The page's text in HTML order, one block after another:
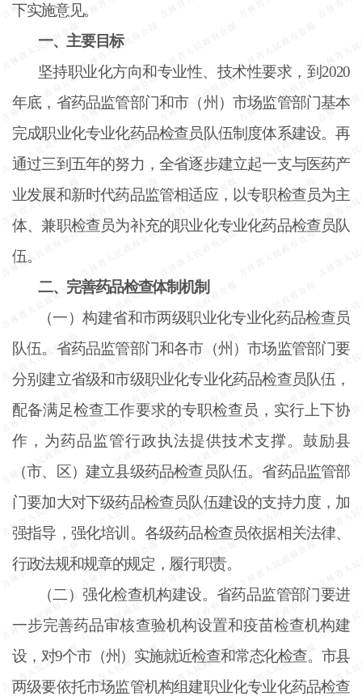
下实施意见。
一、主要目标
坚持职业化方向和专业性、技术性要求，到 2020
年底，省药品监管部门和市（州）市场监管部门基本
完成职业化专业化药品检查员队伍制度体系建设。再
通过三到五年的努力，全省逐步建立起一支与医药产
业发展和新时代药品监管相适应，以专职检查员为主
体、兼职检查员为补充的职业化专业化药品检查员队
伍。
二、完善药品检查体制机制
（一）构建省和市两级职业化专业化药品检查员
队伍。省药品监管部门和各市（州）市场监管部门要
分别建立省级和市级职业化专业化药品检查员队伍，
配备满足检查工作要求的专职检查员，实行上下协
作，为药品监管行政执法提供技术支撑。鼓励县
（市、区）建立县级药品检查员队伍。省药品监管部
门要加大对下级药品检查员队伍建设的支持力度，加
强指导，强化培训。各级药品检查员依据相关法律、
行政法规和规章的规定，履行职责。
（二）强化检查机构建设。省药品监管部门要进
一步完善药品审核查验机构设置和疫苗检查机构建
设，对9个市（州）实施就近检查和常态化检查。市县
两级要依托市场监管机构组建职业化专业化药品检查